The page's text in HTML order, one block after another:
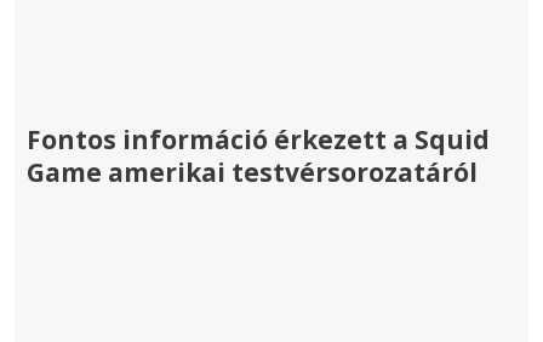
Fontos információ érkezett a Squid
Game amerikai testvérsorozatáról